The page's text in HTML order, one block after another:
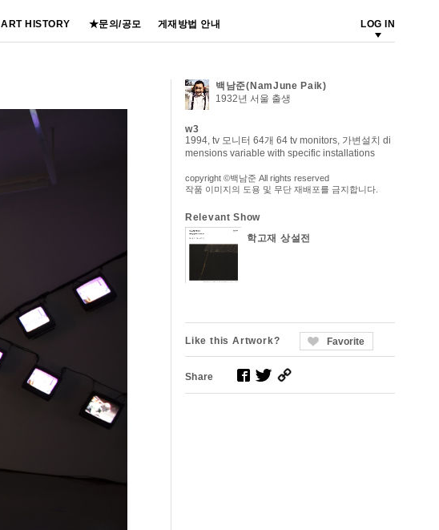
ART HISTORY ★문의/공모 게재방법 안내 LOG IN
백남준(NamJune Paik)
1932년 서울 출생
w3
1994, tv 모니터 64개 64 tv monitors, 가변설치 di
mensions variable with specific installations
copyright ©백남준 All rights reserved
작품 이미지의 도용 및 무단 재배포를 금지합니다.
Relevant Show
학고재 상설전
Like this Artwork? Favorite
Share